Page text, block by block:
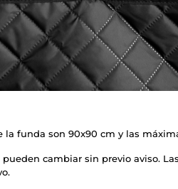
funda son 90x90 cm y las
pueden cambiar sin previo aviso.